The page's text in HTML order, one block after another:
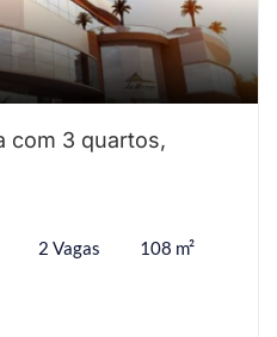
com 3 quartos,
2 Vagas 108 m²